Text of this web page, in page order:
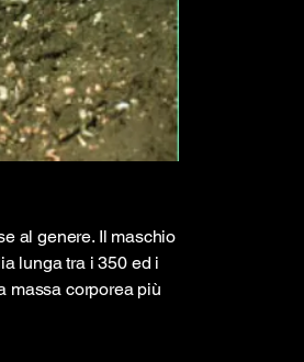
al genere. Il maschio
lunga tra i 350 ed i
massa corporea più